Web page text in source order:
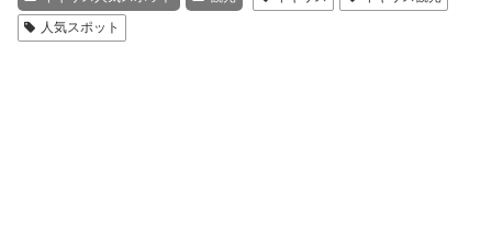
人気スポット